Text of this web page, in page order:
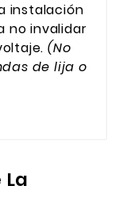
instalación
no invalidar
(No
de lija o